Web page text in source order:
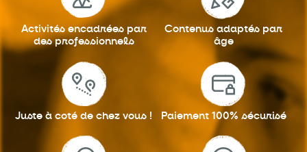
Activités encadrées par
des professionnels
Contenus adaptés par
âge
Juste à coté de chez vous ! Paiement 100% sécurisé